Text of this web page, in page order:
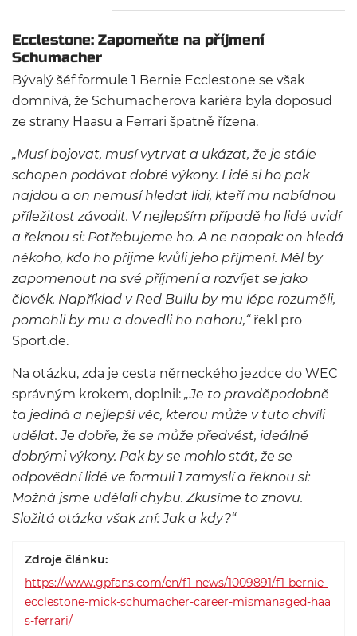
jeden ze šesti jezdců Alpine, kteří
vytrvalostních závodech v roce
2024. Nadále bude zastávat roli
rezervního pilota u Stříbrných šípů.
Ecclestone: Zapomeňte na příjmení
Schumacher
Bývalý šéf formule 1 Bernie Ecclestone se však
domnívá, že Schumacherova kariéra byla doposud
ze strany Haasu a Ferrari špatně řízena.
„Musí bojovat, musí vytrvat a ukázat, že je stále
schopen podávat dobré výkony. Lidé si ho pak
najdou a on nemusí hledat lidi, kteří mu nabídnou
příležitost závodit. V nejlepším případě ho lidé uvidí
a řeknou si: Potřebujeme ho. A ne naopak: on hledá
někoho, kdo ho přijme kvůli jeho příjmení. Měl by
zapomenout na své příjmení a rozvíjet se jako
člověk. Například v Red Bullu by mu lépe rozuměli,
pomohli by mu a dovedli ho nahoru,“řekl pro
Sport.de.
Na otázku, zda je cesta německého jezdce do WEC
správným krokem, doplnil: „Je to pravděpodobně
ta jediná a nejlepší věc, kterou může v tuto chvíli
udělat. Je dobře, že se může předvést, ideálně
dobrými výkony. Pak by se mohlo stát, že se
odpovědní lidé ve formuli 1 zamyslí a řeknou si:
Možná jsme udělali chybu. Zkusíme to znovu.
Složitá otázka však zní: Jak a kdy?“
Zdroje článku:
https://www.gpfans.com/en/f1-news/1009891/f1-bernie-
ecclestone-mick-schumacher-career-mismanaged-haa
s-ferrari/